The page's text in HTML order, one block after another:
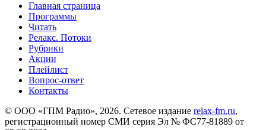
Главная страница
Программы
Читать
Релакс. Потоки
Рубрики
Акции
Плейлист
Вопрос-ответ
Контакты
© ООО «ГПМ Радио», 2026. Сетевое издание relax-fm.ru,
регистрационный номер СМИ серия Эл № ФС77-81889 от